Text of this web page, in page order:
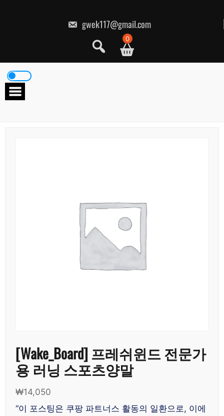
gwek117@gmail.com
0
[Wake_Board] 프레쉬윈드 전문가
용 러닝 스포츠양말
₩14,050
“이 포스팅은 쿠팡 파트너스 활동의 일환으로, 이에